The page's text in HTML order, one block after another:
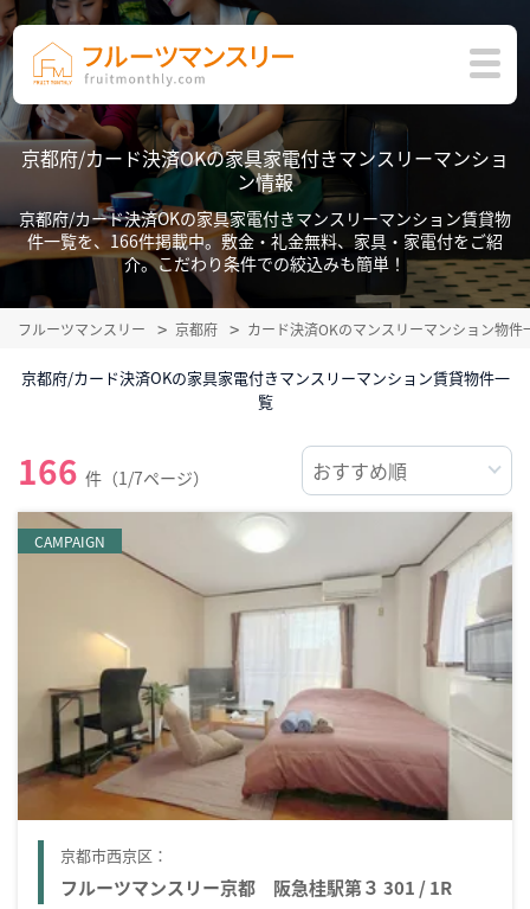
京都府/カード決済OKの家具家電付きマンスリーマンショ
ン情報
京都府/カード決済OKの家具家電付きマンスリーマンション賃貸物
件一覧を、166件掲載中。敷金・礼金無料、家具・家電付をご紹
介。こだわり条件での絞込みも簡単！
フルーツマンスリー 京都府 カード決済OKのマンスリーマンション物件
京都府/カード決済OKの家具家電付きマンスリーマンション賃貸物件一
覧
166 件（1/7ページ）
CAMPAIGN
京都市西京区：
フルーツマンスリー京都 阪急桂駅第３ 301 / 1R